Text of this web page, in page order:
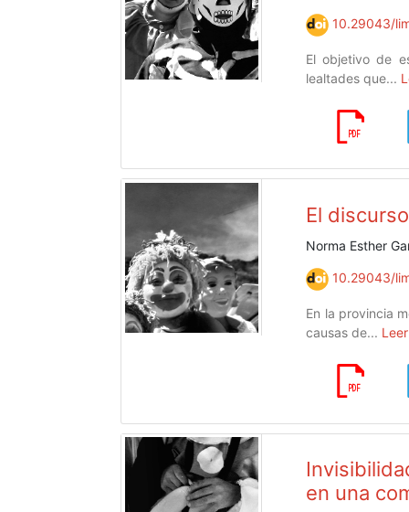
10.29043/
El objetivo de
lealtades que...
El
Norma Esther
10.29043/
En la provincia
causas de... Leer
en una